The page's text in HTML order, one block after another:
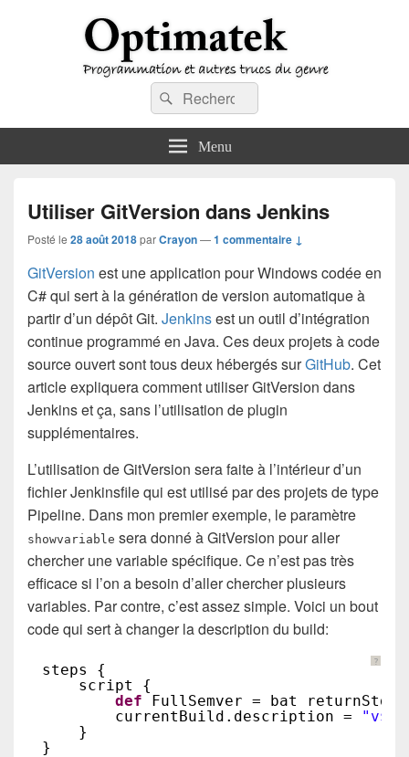
Programmation et autres trucs du genre
Recherche :
Rechercher
Menu
Utiliser GitVersion dans Jenkins
Posté le 28 août 2018parCrayon—1 commentaire ↓
GitVersion est une application pour Windows codée en
C# qui sert à la génération de version automatique à
partir d’un dépôt Git. Jenkinsest un outil d’intégration
continue programmé en Java. Ces deux projets à code
source ouvert sont tous deux hébergés surGitHub. Cet
article expliquera comment utiliser GitVersion dans
Jenkins et ça, sans l’utilisation de plugin
supplémentaires.
L’utilisation de GitVersion sera faite à l’intérieur d’un
fichier Jenkinsfile qui est utilisé par des projets de type
Pipeline. Dans mon premier exemple, le paramètre
showvariable sera donné à GitVersion pour aller
chercher une variable spécifique. Ce n’est pas très
efficace si l’on a besoin d’aller chercher plusieurs
variables. Par contre, c’est assez simple. Voici un bout
code qui sert à changer la description du build:
?
steps {
script {
def
FullSemver = bat
currentBuild.description =
}
}